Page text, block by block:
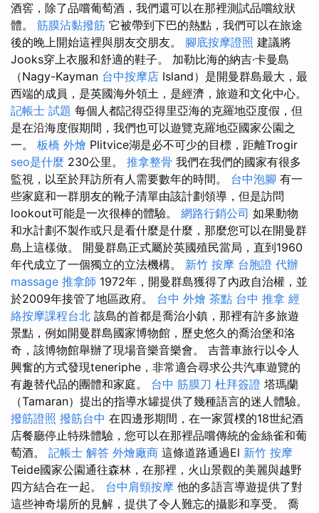
酒窖，除了品嚐葡萄酒，我們還可以在那裡測試品嚐紋狀
體。 筋膜沾黏撥筋 它被帶到下巴的熱點，我們可以在旅途
後的晚上開始這裡與朋友交朋友。 腳底按摩證照 建議將
Jooks穿上衣服和舒適的鞋子。 加勒比海的納吉·卡曼島
（Nagy-Kayman 台中按摩店 Island）是開曼群島最大，最
西端的成員，是英國海外領土，是經濟，旅遊和文化中心。
記帳士 試題 每個人都記得亞得里亞海的克羅地亞度假，但
是在沿海度假期間，我們也可以遊覽克羅地亞國家公園之
一。 板橋 外燴 Plitvice湖是必不可少的目標，距離Trogir
seo是什麼 230公里。 推拿整骨 我們在我們的國家有很多
監視，以至於拜訪所有人需要數年的時間。 台中泡腳 有一
些家庭和一群朋友的靴子清單由該計劃領導，但是訪問
lookout可能是一次很棒的體驗。 網路行銷公司 如果動物
和水計劃不製作或只是看什麼是什麼，那麼您可以在開曼群
島上這樣做。 開曼群島正式屬於英國殖民當局，直到1960
年代成立了一個獨立的立法機構。 新竹 按摩 台胞證 代辦
massage 推拿師 1972年，開曼群島獲得了內政自治權，並
於2009年接管了地區政府。 台中 外燴 茶點 台中 推拿 經
絡按摩課程台北 該島的首都是喬治小鎮，那裡有許多旅遊
景點，例如開曼群島國家博物館，歷史悠久的喬治堡和洛
奇，該博物館舉辦了現場音樂音樂會。 吉普車旅行以令人
興奮的方式發現teneriphe，非常適合尋求公共汽車遊覽的
有趣替代品的團體和家庭。 台中 筋膜刀 杜拜簽證 塔瑪蘭
（Tamaran）提出的指導水罐提供了幾種語言的迷人體驗。
撥筋證照 撥筋台中 在四邊形期間，在一家質樸的18世紀酒
店餐廳停止特殊體驗，您可以在那裡品嚐傳統的金絲雀和葡
萄酒。 記帳士 解答 外燴廠商 這條道路通過El 新竹 按摩
Teide國家公園通往森林，在那裡，火山景觀的美麗與越野
四方結合在一起。 台中肩頸按摩 他的多語言導遊提供了對
這些神奇場所的見解，提供了令人難忘的攝影和享受。 喬